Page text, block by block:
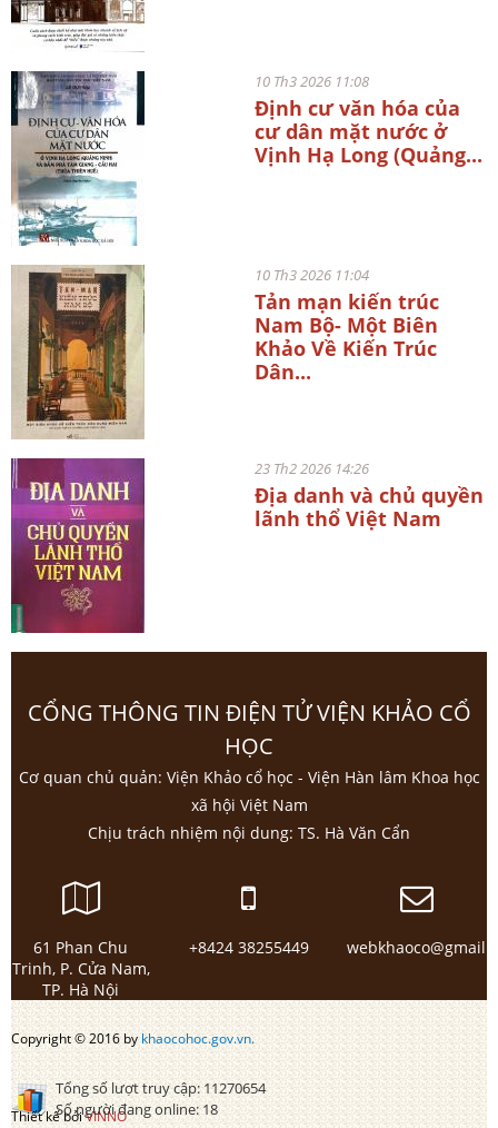
10 Th3 2026 11:08
Định cư văn hóa của
cư dân mặt nước ở
Vịnh Hạ Long (Quảng...
10 Th3 2026 11:04
Tản mạn kiến trúc
Nam Bộ- Một Biên
Khảo Về Kiến Trúc
Dân...
23 Th2 2026 14:26
Địa danh và chủ quyền
lãnh thổ Việt Nam
CỔNG THÔNG TIN ĐIỆN TỬ VIỆN KHẢO CỔ
HỌC
Cơ quan chủ quản: Viện Khảo cổ học - Viện Hàn lâm Khoa học
xã hội Việt Nam
Chịu trách nhiệm nội dung: TS. Hà Văn Cẩn
61 Phan Chu
Trinh, P. Cửa Nam,
TP. Hà Nội
+8424 38255449
Copyright © 2016 bykhaocohoc.gov.vn.
Thiết kế bởiVINNO
Tổng số lượt truy cập:11270654
Số người đang online:18